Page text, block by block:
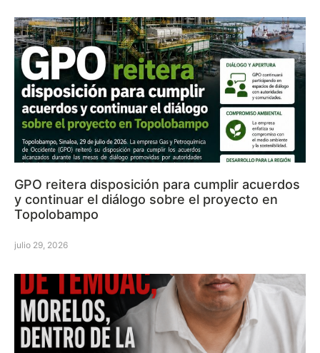
GPO reitera disposición para cumplir acuerdos
y continuar el diálogo sobre el proyecto en
Topolobampo
julio 29, 2026